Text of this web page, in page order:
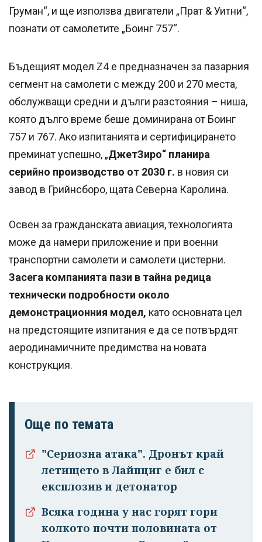
Успешно
излязохте от
Груман“, и ще използва двигатели „Прат & Уитни“,
познати от самолетите „Боинг 757“.
Бъдещият модел Z4 е предназначен за пазарния
сегмент на самолети с между 200 и 270 места,
обслужващи средни и дълги разстояния – ниша,
която дълго време беше доминирана от Боинг
757 и 767. Ако изпитанията и сертифицирането
преминат успешно, „ДжетЗиро“ планира
серийно производство от 2030 г. в новия си
завод в Грийнсборо, щата Северна Каролина.
Освен за гражданската авиация, технологията
може да намери приложение и при военни
транспортни самолети и самолети цистерни.
Засега компанията пази в тайна редица
технически подробности около
демонстрационния модел, като основната цел
на предстоящите изпитания е да се потвърдят
аеродинамичните предимства на новата
конструкция.
Още по темата
"Сериозна атака". Дронът край
летището в Лайпциг е бил с
експлозив и детонатор
Всяка година у нас горят гори
колкото почти половината от